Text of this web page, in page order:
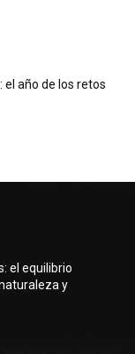
el año de los retos
el equilibrio
y